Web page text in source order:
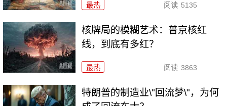
最热 阅读 5135
核牌局的模糊艺术：普京核红
线，到底有多红？
最热 阅读 3863
特朗普的制造业\"回流梦\"，为何